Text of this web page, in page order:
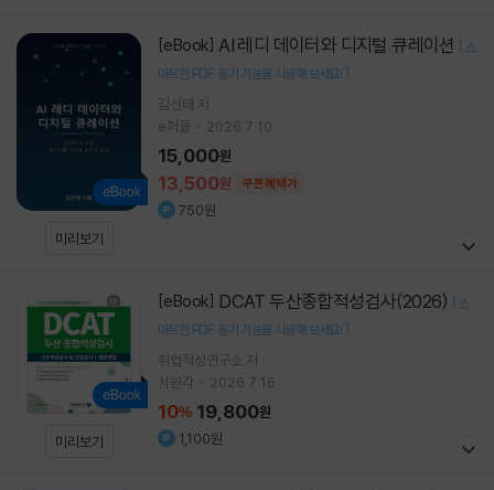
미리보기
[eBook] AI 레디 데이터와 디지털 큐레이션 [ 스
마트한 PDF 필기 기능을 사용해 보세요! ]
김선태 저
e퍼플
2026.7.10.
13,500원 쿠폰혜택가
15,000원
750원
미리보기
[eBook] DCAT 두산종합적성검사(2026) [ 스
마트한 PDF 필기 기능을 사용해 보세요! ]
취업적성연구소 저
서원각
2026.7.16.
10% 19,800원
1,100원